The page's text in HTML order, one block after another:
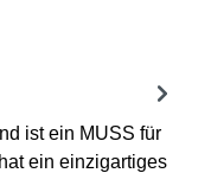
ist ein MUSS für
ein einzigartiges